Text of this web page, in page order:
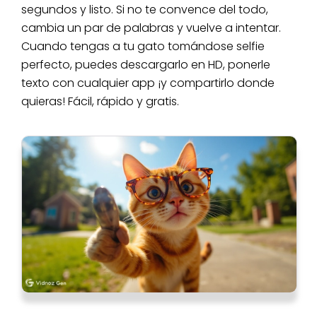
segundos y listo. Si no te convence del todo,
cambia un par de palabras y vuelve a intentar.
Cuando tengas a tu gato tomándose selfie
perfecto, puedes descargarlo en HD, ponerle
texto con cualquier app ¡y compartirlo donde
quieras! Fácil, rápido y gratis.